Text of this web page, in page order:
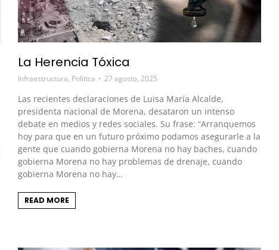
La Herencia Tóxica
Infraestructura, Política 27 agosto, 2025
Las recientes declaraciones de Luisa María Alcalde,
presidenta nacional de Morena, desataron un intenso
debate en medios y redes sociales. Su frase: “Arranquemos
hoy para que en un futuro próximo podamos asegurarle a la
gente que cuando gobierna Morena no hay baches, cuando
gobierna Morena no hay problemas de drenaje, cuando
gobierna Morena no hay…
READ MORE